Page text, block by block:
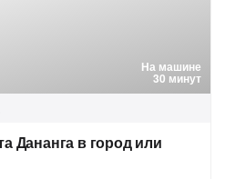
На машине
30 минут
Дананга в город или